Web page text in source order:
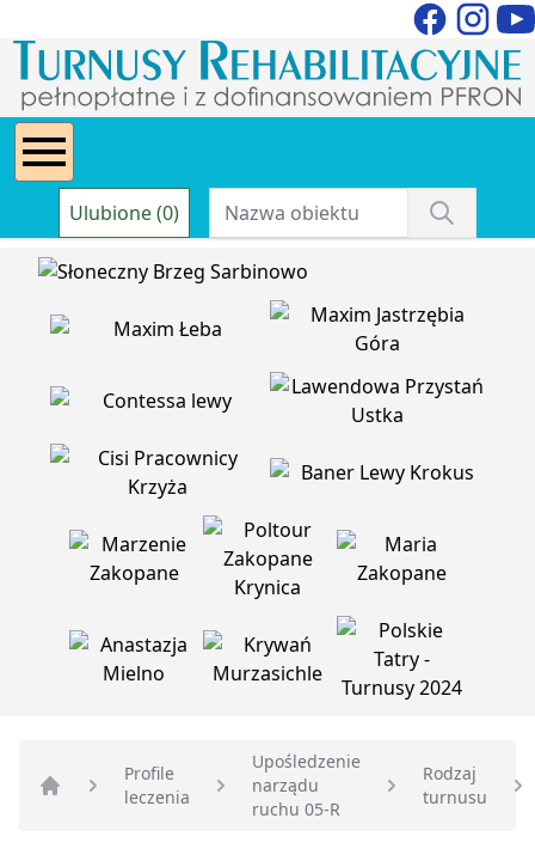
Ulubione (0)
Strona główna
Profile
leczenia
Upośledzenie
narządu
ruchu 05-R
Rodzaj
turnusu